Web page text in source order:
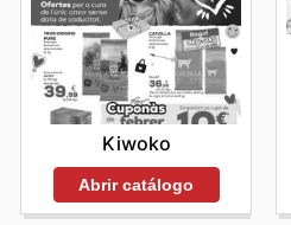
Kiwoko
Abrir catálogo